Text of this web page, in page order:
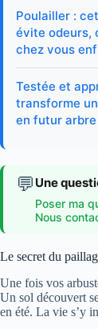
Poulailler :
évite odeurs,
chez vous
Testée et
transforme
en futur arbre
💬 Une
Poser ma
Nous
Le secret du
Une fois vos
Un sol découvert
en été. La vie s’y